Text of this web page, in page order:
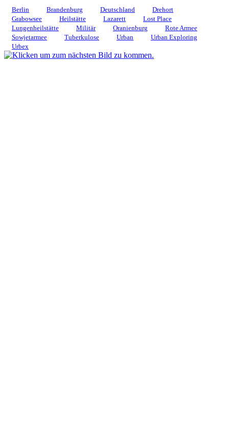
Berlin Brandenburg Deutschland
Drehort
Grabowsee
Heilstätte Lazarett
Lost Place
Lungenheilstätte
Militär Oranienburg
Rote Armee
Sowjetarmee
Tuberkulose Urban
Urban Exploring
Urbex